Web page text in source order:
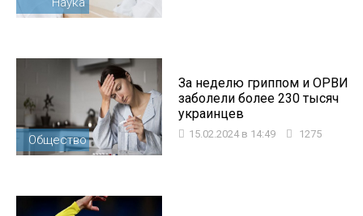
Общество
За неделю гриппом и ОРВИ
заболели более 230 тысяч
украинцев
15.02.2024 в 14:49 1275